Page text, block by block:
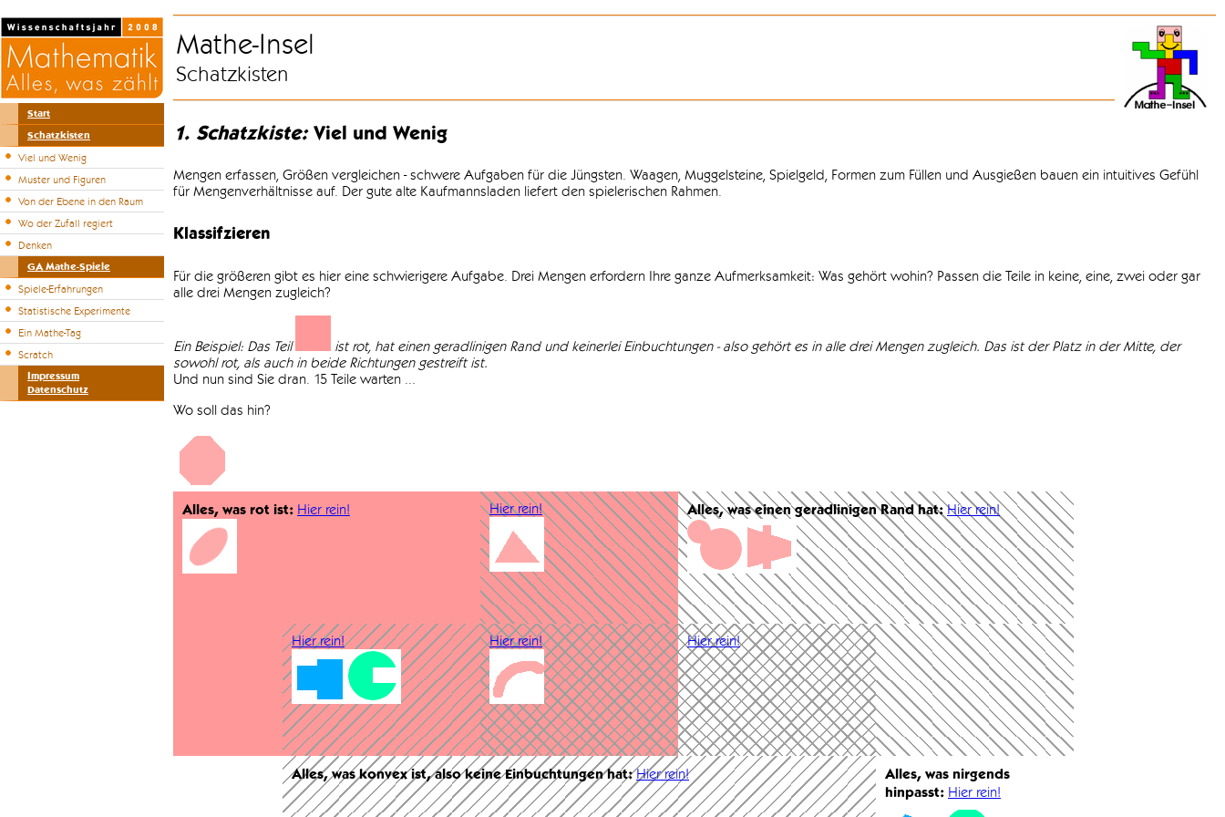
Start
Schatzkisten
Viel und Wenig
Muster und Figuren
Von der Ebene in den Raum
Wo der Zufall regiert
Denken
GA Mathe-Spiele
Spiele-Erfahrungen
Statistische Experimente
Ein Mathe-Tag
Scratch
Impressum
Datenschutz
Mathe-Insel
Schatzkisten
1. Schatzkiste:Viel und Wenig
Mengen erfassen, Größen vergleichen - schwere Aufgaben für die Jüngsten. Waagen, Muggelsteine, Spielgeld, Formen zum Füllen und Ausgießen bauen ein intuitives Gefühl
für Mengenverhältnisse auf. Der gute alte Kaufmannsladen liefert den spielerischen Rahmen.
Klassifzieren
Für die größeren gibt es hier eine schwierigere Aufgabe. Drei Mengen erfordern Ihre ganze Aufmerksamkeit: Was gehört wohin? Passen die Teile in keine, eine, zwei oder gar
alle drei Mengen zugleich?
Ein Beispiel: Das Teil
ist rot, hat einen geradlinigen Rand und keinerlei Einbuchtungen - also gehört es in alle drei Mengen zugleich. Das ist der Platz in der Mitte, der
sowohl rot, als auch in beide Richtungen gestreift ist.
Und nun sind Sie dran. 15 Teile warten ...
Wo soll das hin?
Alles, was rot ist: Hier rein! Hier rein! Alles, was einen geradlinigen Rand hat:Hier rein!
Hier rein! Hier rein! Hier rein!
Alles, was konvex ist, also keine Einbuchtungen hat:Hier rein!
Alles, was nirgends
hinpasst: Hier rein!